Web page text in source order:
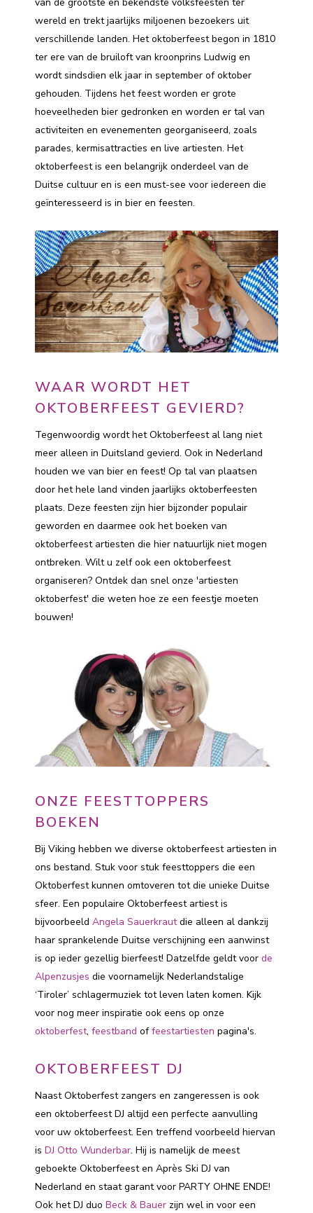
wereld en trekt jaarlijks miljoenen bezoekers uit
verschillende landen. Het oktoberfeest begon in 1810
ter ere van de bruiloft van kroonprins Ludwig en
wordt sindsdien elk jaar in september of oktober
gehouden. Tijdens het feest worden er grote
hoeveelheden bier gedronken en worden er tal van
activiteiten en evenementen georganiseerd, zoals
parades, kermisattracties en live artiesten. Het
oktoberfeest is een belangrijk onderdeel van de
Duitse cultuur en is een must-see voor iedereen die
geïnteresseerd is in bier en feesten.
WAAR WORDT HET
OKTOBERFEEST GEVIERD?
Tegenwoordig wordt het Oktoberfeest al lang niet
meer alleen in Duitsland gevierd. Ook in Nederland
houden we van bier en feest! Op tal van plaatsen
door het hele land vinden jaarlijks oktoberfeesten
plaats. Deze feesten zijn hier bijzonder populair
geworden en daarmee ook het boeken van
oktoberfeest artiesten die hier natuurlijk niet mogen
ontbreken. Wilt u zelf ook een oktoberfeest
organiseren? Ontdek dan snel onze 'artiesten
oktoberfest' die weten hoe ze een feestje moeten
bouwen!
ONZE FEESTTOPPERS
BOEKEN
Bij Viking hebben we diverse oktoberfeest artiesten in
ons bestand. Stuk voor stuk feesttoppers die een
Oktoberfest kunnen omtoveren tot die unieke Duitse
sfeer. Een populaire Oktoberfeest artiest is
bijvoorbeeld Angela Sauerkrautdie alleen al dankzij
haar sprankelende Duitse verschijning een aanwinst
is op ieder gezellig bierfeest! Datzelfde geldt voor de
Alpenzusjes die voornamelijk Nederlandstalige
‘Tiroler’ schlagermuziek tot leven laten komen. Kijk
voor nog meer inspiratie ook eens op onze
oktoberfest, feestband offeestartiesten pagina's.
OKTOBERFEEST DJ
Naast Oktoberfest zangers en zangeressen is ook
een oktoberfeest DJ altijd een perfecte aanvulling
voor uw oktoberfeest. Een treffend voorbeeld hiervan
is DJ Otto Wunderbar. Hij is namelijk de meest
geboekte Oktoberfeest en Après Ski DJ van
Nederland en staat garant voor PARTY OHNE ENDE!
Ook het DJ duo Beck & Bauer zijn wel in voor een